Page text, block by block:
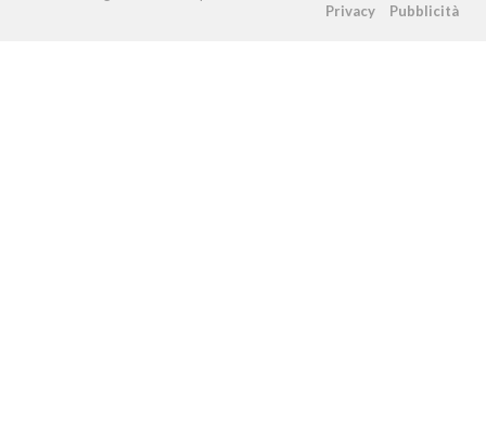
Privacy
Pubblicità